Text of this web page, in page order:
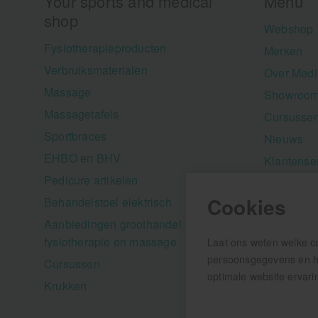
Cookies
Laat ons weten welke
persoonsgegevens en
optimale website
Fysiotherapieproducten
Verbruiksmaterialen
Massage
Massagetafels
Sportbraces
EHBO en BHV
Pedicure artikelen
Behandelstoel elektrisch
Aanbiedingen groothandel
fysiotherapie en massage
Cursussen
Krukken
Webshop
Merken
Over
Nieuws